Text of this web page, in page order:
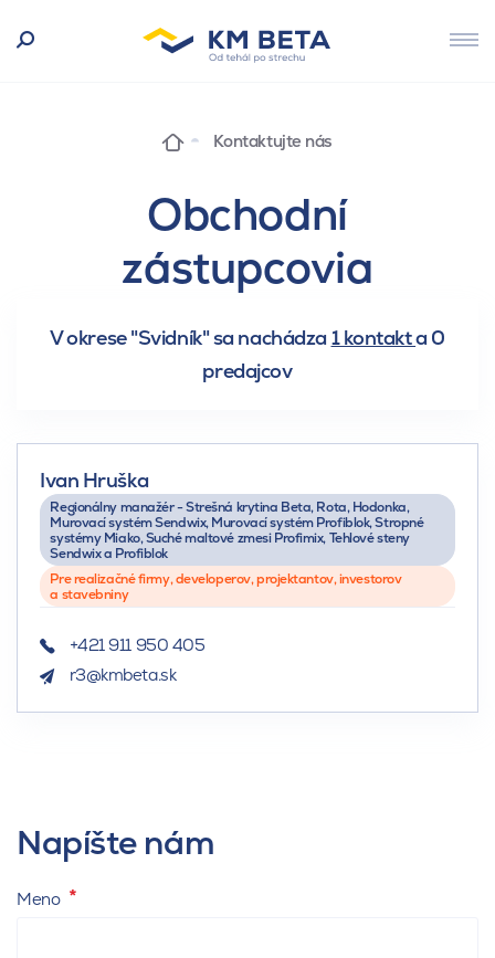
Kontaktujte nás
Obchodní
zástupcovia
V okrese "Svidník" sa nachádza1 kontakta0
predajcov
Ivan Hruška
Regionálny manažér - Strešná krytina Beta, Rota, Hodonka,
Murovací systém Sendwix, Murovací systém Profiblok, Stropné
systémy Miako, Suché maltové zmesi Profimix, Tehlové steny
Sendwix a Profiblok
Pre realizačné firmy, developerov, projektantov, investorov
a stavebniny
+421 911 950 405
r3@kmbeta.sk
Napíšte nám
Meno